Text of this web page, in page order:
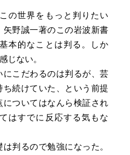
の世界をもっと判りたい
野誠一著のこの岩波新書
本的なことは判る。しか
じない。
こだわるのは判るが、芸
続けていた、という前提
ついてはなんら検証され
はすでに反応する気もな
判るので勉強になった。